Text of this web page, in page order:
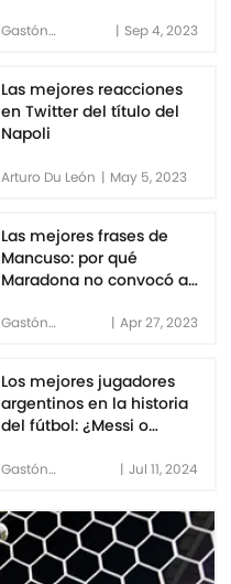
mayores referentes
Gastón
| Sep 4, 2023
Las mejores reacciones
en Twitter del título del
Napoli
Arturo Du León | May 5, 2023
Las mejores frases de
Mancuso: por qué
Maradona no convocó a
del Mundial de Sudáfrica
Gastón
| Apr 27, 2023
Los mejores jugadores
argentinos en la historia
del fútbol: ¿Messi o
Gastón
| Jul 11, 2024